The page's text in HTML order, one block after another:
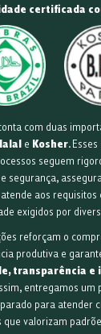
certificada
com duas
e Kosher.
seguem
segurança,
aos
exigidos por
reforçam o
produtiva e
transparência e
entregamos um
para atender
que valorizam